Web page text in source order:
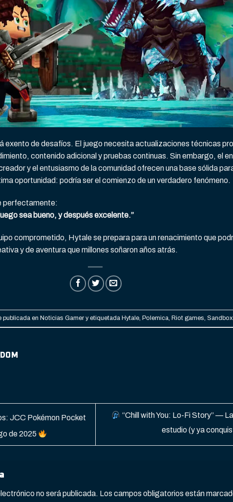
exento de desafíos. El juego necesita actualizaciones técnicas
contenido adicional y pruebas continuas. Sin embargo, el
y el entusiasmo de la comunidad ofrecen una base sólida
oportunidad: podría ser el comienzo de un verdadero fenómeno.
perfectamente:
sea bueno, y después excelente.”
comprometido, Hytale se prepara para un renacimiento que
y de aventura que millones soñaron años atrás.
publicada en Noticias Gamer y etiquetada Hytale, Polemica, Riot games,Sandbox
JCC Pokémon Pocket
de 2025
“Chill with You: Lo-Fi Story” —
estudio (y ya
no será publicada. Los campos obligatorios están